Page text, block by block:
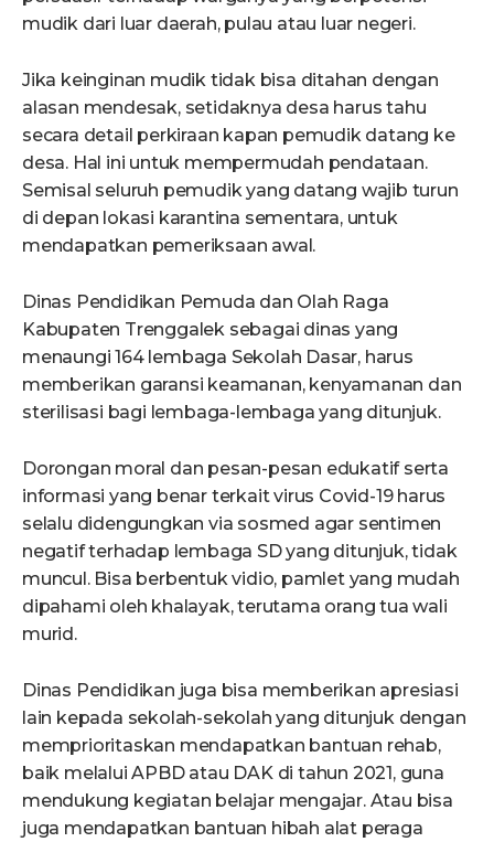
mudik dari luar daerah, pulau atau luar negeri.
Jika keinginan mudik tidak bisa ditahan dengan
alasan mendesak, setidaknya desa harus tahu
secara detail perkiraan kapan pemudik datang ke
desa. Hal ini untuk mempermudah pendataan.
Semisal seluruh pemudik yang datang wajib turun
di depan lokasi karantina sementara, untuk
mendapatkan pemeriksaan awal.
Dinas Pendidikan Pemuda dan Olah Raga
Kabupaten Trenggalek sebagai dinas yang
menaungi 164 lembaga Sekolah Dasar, harus
memberikan garansi keamanan, kenyamanan dan
sterilisasi bagi lembaga-lembaga yang ditunjuk.
Dorongan moral dan pesan-pesan edukatif serta
informasi yang benar terkait virus Covid-19 harus
selalu didengungkan via sosmed agar sentimen
negatif terhadap lembaga SD yang ditunjuk, tidak
muncul. Bisa berbentuk vidio, pamlet yang mudah
dipahami oleh khalayak, terutama orang tua wali
murid.
Dinas Pendidikan juga bisa memberikan apresiasi
lain kepada sekolah-sekolah yang ditunjuk dengan
memprioritaskan mendapatkan bantuan rehab,
baik melalui APBD atau DAK di tahun 2021, guna
mendukung kegiatan belajar mengajar. Atau bisa
juga mendapatkan bantuan hibah alat peraga